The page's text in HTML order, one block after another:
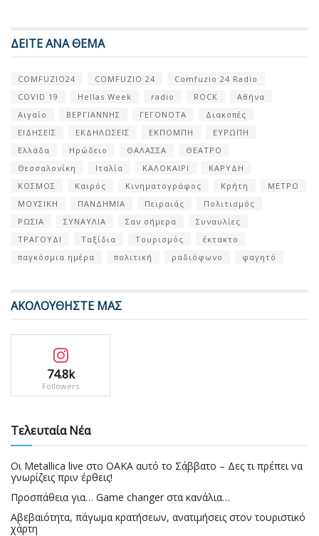
ΔΕΙΤΕ ΑΝΑ ΘΕΜΑ
COMFUZIO24 COMFUZIO 24
Comfuzio 24 Radio
COVID 19
Hellas Week radio ROCK
Αθήνα
Αιγαίο
ΒΕΡΓΙΑΝΝΗΣ ΓΕΓΟΝΟΤΑ
Διακοπές
ΕΙΔΗΣΕΙΣ
ΕΚΔΗΛΩΣΕΙΣ ΕΚΠΟΜΠΗ
ΕΥΡΩΠΗ
Ελλάδα
Ηρώδειο ΘΑΛΑΣΣΑ
ΘΕΑΤΡΟ
Θεσσαλονίκη
Ιταλία ΚΑΛΟΚΑΙΡΙ
ΚΑΡΥΔΗ
ΚΟΣΜΟΣ
Καιρός Κινηματογράφος Κρήτη
ΜΕΤΡΟ
ΜΟΥΣΙΚΗ
ΠΑΝΔΗΜΙΑ Πειραιάς
Πολιτισμός
ΡΩΣΙΑ
ΣΥΝΑΥΛΙΑ Σαν σήμερα
Συναυλίες
ΤΡΑΓΟΥΔΙ
Ταξίδια Τουρισμός
έκτακτο
παγκόσμια ημέρα
πολιτική ραδιόφωνο φαγητό
ΑΚΟΛΟΥΘΗΣΤΕ ΜΑΣ
74.8k
Followers
Τελευταία Νέα
Οι Metallica live στο ΟΑΚΑ αυτό το Σάββατο – Δες τι πρέπει να
γνωρίζεις πριν έρθεις!
Προσπάθεια για… Game changer στα κανάλια…
Αβεβαιότητα, πάγωμα κρατήσεων, ανατιμήσεις στον τουριστικό
χάρτη